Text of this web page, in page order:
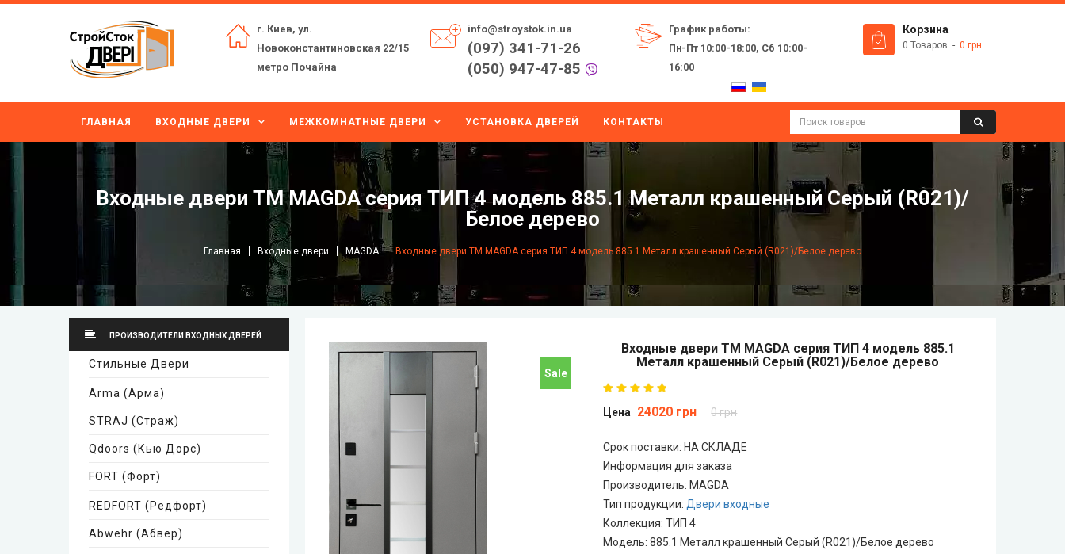
г. Киев, ул.
Новоконстантиновская 22/15
метро Почайна
info@stroystok.in.ua
(097) 341-71-26
(050) 947-47-85
График работы:
Пн-Пт 10:00-18:00, Сб 10:00-
16:00
Корзина
0 Товаров 0 грн
ГЛАВНАЯ ВХОДНЫЕ ДВЕРИ МЕЖКОМНАТНЫЕ ДВЕРИ УСТАНОВКА ДВЕРЕЙ КОНТАКТЫ
Входные двери ТМ MAGDA серия ТИП 4 модель 885.1 Металл крашенный Серый (R021)/
Белое дерево
Главная Входные двери MAGDA Входные двери ТМ MAGDA серия ТИП 4 модель 885.1 Металл крашенный Серый (R021)/Белое дерево
ПРОИЗВОДИТЕЛИ ВХОДНЫХ ДВЕРЕЙ
Стильные Двери
Arma (Арма)
STRAJ (Страж)
Qdoors (Кью Дорс)
FORT (Форт)
REDFORT (Редфорт)
Abwehr (Абвер)
Sale
Входные двери ТМ MAGDA серия ТИП 4 модель 885.1
Металл крашенный Серый (R021)/Белое дерево
Цена 24020 грн 0 грн
Срок поставки: НА СКЛАДЕ
Информация для заказа
Производитель: MAGDA
Тип продукции: Двери входные
Коллекция:ТИП 4
Модель:885.1 Металл крашенный Серый (R021)/Белое дерево